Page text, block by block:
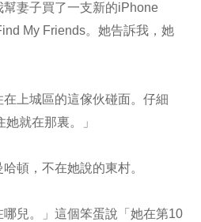
妻子買了一支新的iPhone
My Friends。她告訴我，她
在上城區的這傢伙碰面。仔細
就在那裏。」
頓，不在她說的東村。
哪兒。」這個笨蛋說「她在第10